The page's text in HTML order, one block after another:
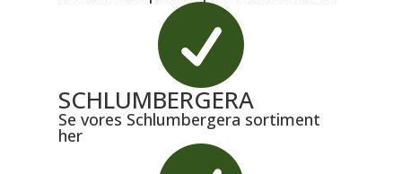

SCHLUMBERGERA
Se vores Schlumbergera sortiment
her